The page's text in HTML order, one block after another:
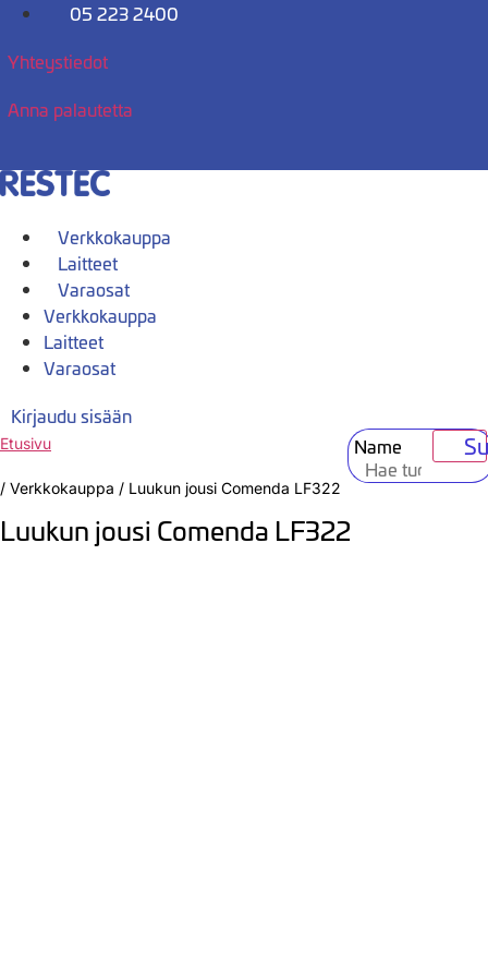
Mene
05 223 2400
Yhteystiedot
Anna palautetta
Verkkokauppa
Laitteet
Varaosat
Verkkokauppa
Laitteet
Varaosat
Kirjaudu sisään
Name
Etusivu
/ Verkkokauppa / Luukun jousi Comenda LF322
Luukun jousi Comenda LF322